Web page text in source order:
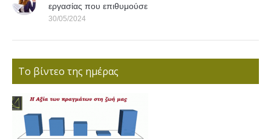
εργασίας που επιθυμούσε
30/05/2024
Το βίντεο της ημέρας